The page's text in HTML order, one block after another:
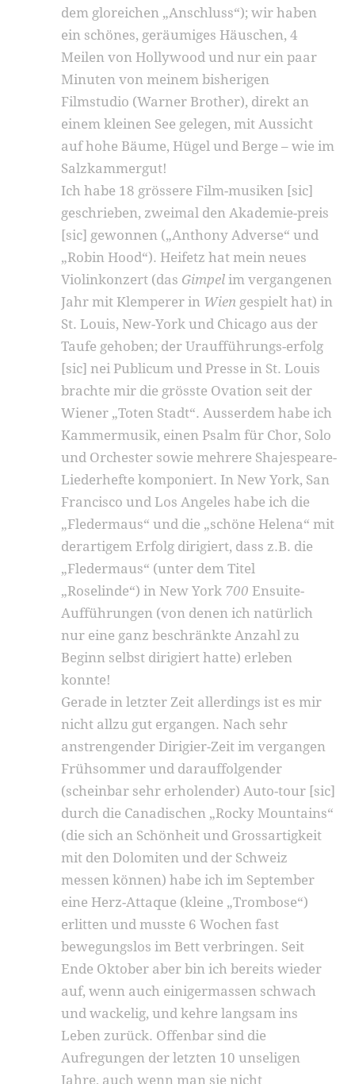
dem gloreichen „Anschluss“); wir haben
ein schönes, geräumiges Häuschen, 4
Meilen von Hollywood und nur ein paar
Minuten von meinem bisherigen
Filmstudio (Warner Brother), direkt an
einem kleinen See gelegen, mit Aussicht
auf hohe Bäume, Hügel und Berge – wie im
Salzkammergut!
Ich habe 18 grössere Film-musiken [sic]
geschrieben, zweimal den Akademie-preis
[sic] gewonnen („Anthony Adverse“ und
„Robin Hood“). Heifetz hat mein neues
Violinkonzert (das Gimpel im vergangenen
Jahr mit Klemperer in Wien gespielt hat) in
St. Louis, New-York und Chicago aus der
Taufe gehoben; der Uraufführungs-erfolg
[sic] nei Publicum und Presse in St. Louis
brachte mir die grösste Ovation seit der
Wiener „Toten Stadt“. Ausserdem habe ich
Kammermusik, einen Psalm für Chor, Solo
und Orchester sowie mehrere Shajespeare-
Liederhefte komponiert. In New York, San
Francisco und Los Angeles habe ich die
„Fledermaus“ und die „schöne Helena“ mit
derartigem Erfolg dirigiert, dass z.B. die
„Fledermaus“ (unter dem Titel
„Roselinde“) in New York 700 Ensuite-
Aufführungen (von denen ich natürlich
nur eine ganz beschränkte Anzahl zu
Beginn selbst dirigiert hatte) erleben
konnte!
Gerade in letzter Zeit allerdings ist es mir
nicht allzu gut ergangen. Nach sehr
anstrengender Dirigier-Zeit im vergangen
Frühsommer und darauffolgender
(scheinbar sehr erholender) Auto-tour [sic]
durch die Canadischen „Rocky Mountains“
(die sich an Schönheit und Grossartigkeit
mit den Dolomiten und der Schweiz
messen können) habe ich im September
eine Herz-Attaque (kleine „Trombose“)
erlitten und musste 6 Wochen fast
bewegungslos im Bett verbringen. Seit
Ende Oktober aber bin ich bereits wieder
auf, wenn auch einigermassen schwach
und wackelig, und kehre langsam ins
Leben zurück. Offenbar sind die
Aufregungen der letzten 10 unseligen
Jahre, auch wenn man sie nicht